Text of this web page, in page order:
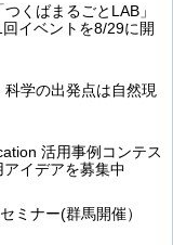
くばまるごとLAB」
イベントを8/29に開
学の出発点は自然現
活用事例コンテス
イデアを募集中
ミナー(群馬開催）